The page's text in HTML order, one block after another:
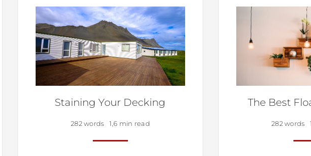
Staining Your Decking
282 words 1,6 min read
The Best
282 words